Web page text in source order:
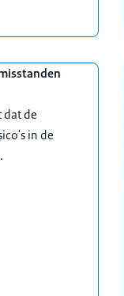
dat de
in de